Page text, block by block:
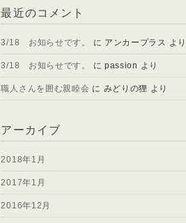
最近のコメント
3/18 お知らせです。 に アンカープラス より
3/18 お知らせです。 に passion より
職人さんを囲む親睦会 に みどりの狸 より
アーカイブ
2018年1月
2017年1月
2016年12月